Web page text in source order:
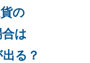
の
は
る？